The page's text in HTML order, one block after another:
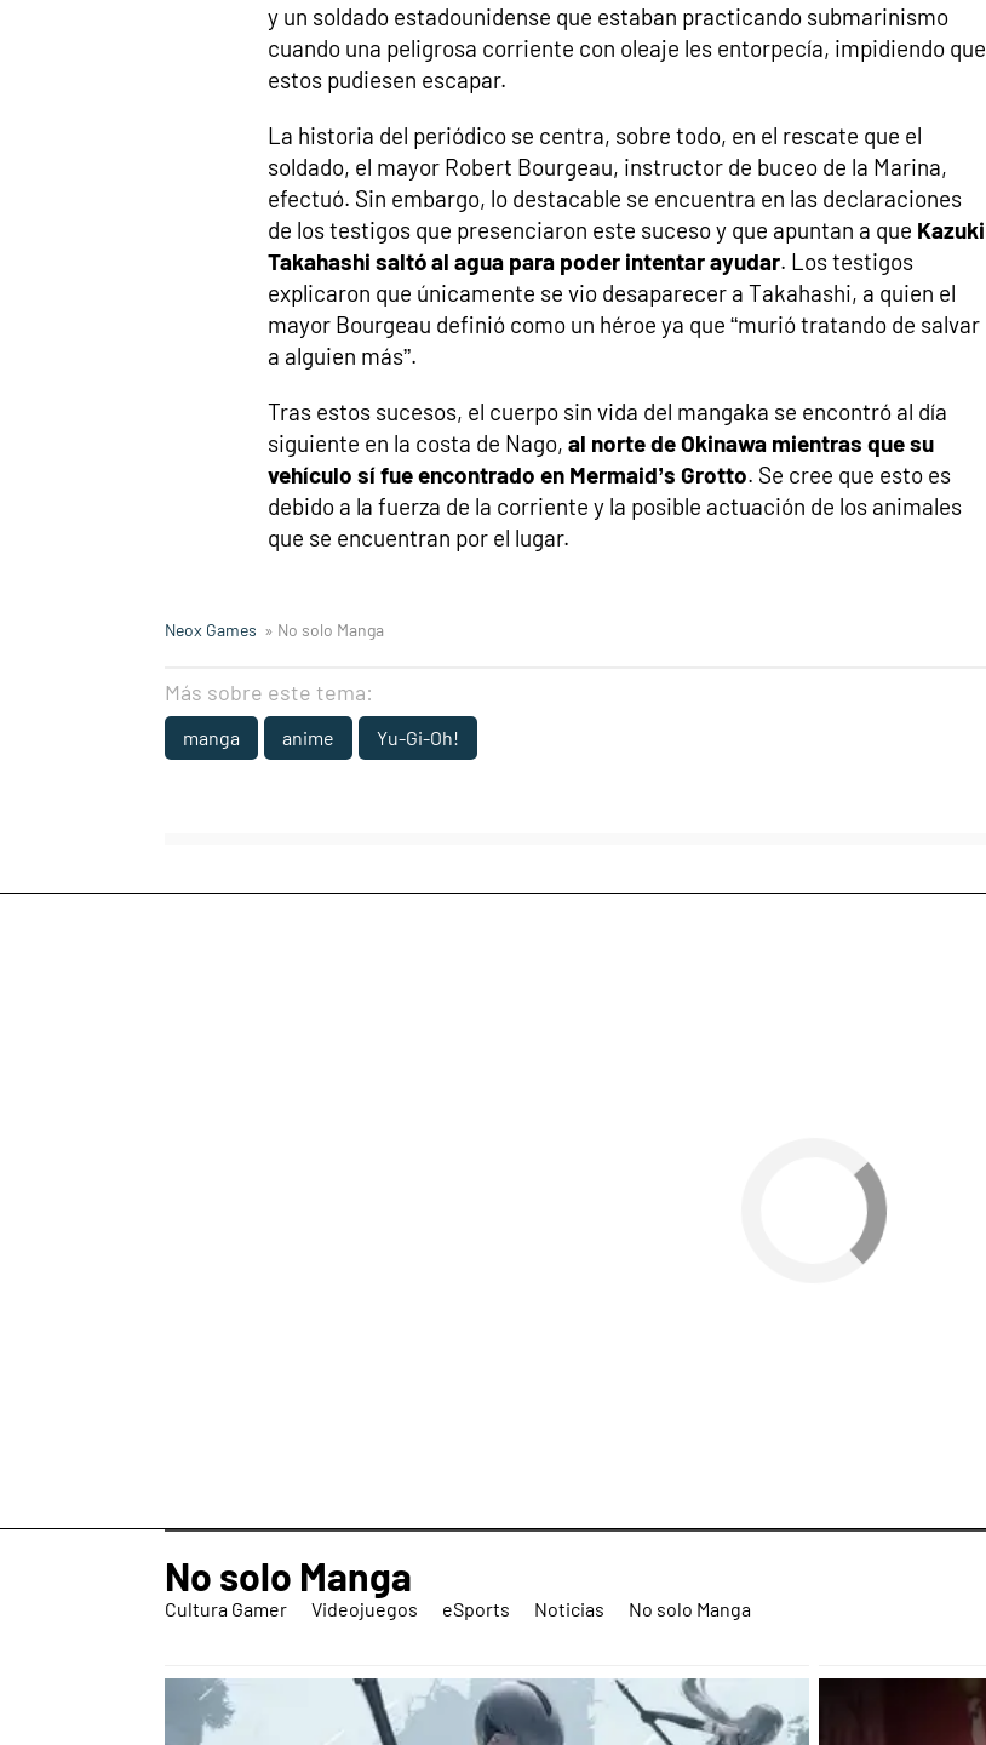
y un soldado estadounidense que estaban practicando submarinismo
cuando una peligrosa corriente con oleaje les entorpecía, impidiendo que
estos pudiesen escapar.
La historia del periódico se centra, sobre todo, en el rescate que el
soldado, el mayor Robert Bourgeau, instructor de buceo de la Marina,
efectuó. Sin embargo, lo destacable se encuentra en las declaraciones
de los testigos que presenciaron este suceso y que apuntan a que Kazuki
Takahashi saltó al agua para poder intentar ayudar. Los testigos
explicaron que únicamente se vio desaparecer a Takahashi, a quien el
mayor Bourgeau definió como un héroe ya que “murió tratando de salvar
a alguien más”.
Tras estos sucesos, el cuerpo sin vida del mangaka se encontró al día
siguiente en la costa de Nago, al norte de Okinawa mientras que su
vehículo sí fue encontrado en Mermaid’s Grotto. Se cree que esto es
debido a la fuerza de la corriente y la posible actuación de los animales
que se encuentran por el lugar.
Neox Games » No solo Manga
Más sobre este tema:
manga anime Yu-Gi-Oh!
No solo Manga
Cultura Gamer Videojuegos eSports Noticias No solo Manga